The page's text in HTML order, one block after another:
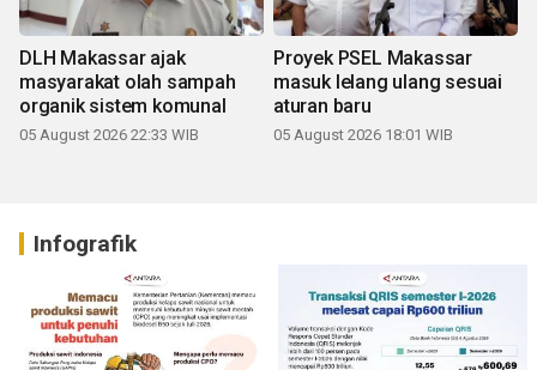
DLH Makassar ajak
masyarakat olah sampah
organik sistem komunal
05 August 2026 22:33 WIB
Proyek PSEL Makassar
masuk lelang ulang sesuai
aturan baru
05 August 2026 18:01 WIB
Infografik